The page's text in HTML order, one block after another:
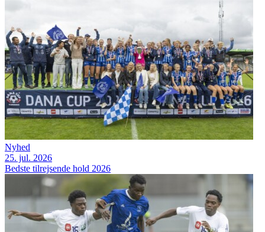
Nyhed
25. jul. 2026
Bedste tilrejsende hold 2026